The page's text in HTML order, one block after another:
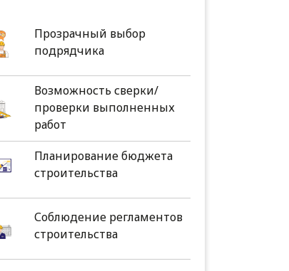
Прозрачный выбор
подрядчика
Возможность сверки/
проверки выполненных
работ
Планирование бюджета
строительства
Соблюдение регламентов
строительства